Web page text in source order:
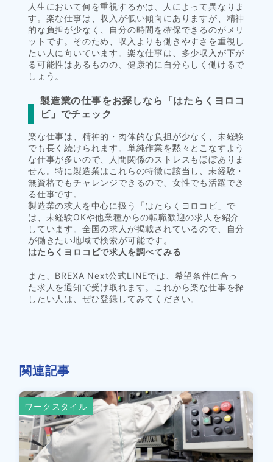
人生において何を重視するかは、人によって異なりま
す。楽な仕事は、収入が低い傾向にありますが、精神
的な負担が少なく、自分の時間を確保できるのがメリ
ットです。そのため、収入よりも働きやすさを重視し
たい人に向いています。楽な仕事は、多少収入が下が
る可能性はあるものの、健康的に自分らしく働けるで
しょう。
製造業の仕事をお探しなら「はたらくヨロコ
ビ」でチェック
楽な仕事は、精神的・肉体的な負担が少なく、未経験
でも長く続けられます。単純作業を黙々とこなすよう
な仕事が多いので、人間関係のストレスもほぼありま
せん。特に製造業はこれらの特徴に該当し、未経験・
無資格でもチャレンジできるので、女性でも活躍でき
る仕事です。
製造業の求人を中心に扱う「はたらくヨロコビ」で
は、未経験OKや他業種からの転職歓迎の求人を紹介
しています。全国の求人が掲載されているので、自分
が働きたい地域で検索が可能です。
はたらくヨロコビで求人を調べてみる
また、BREXA Next公式LINEでは、希望条件に合っ
た求人を通知で受け取れます。これから楽な仕事を探
したい人は、ぜひ登録してみてください。
関連記事
ワークスタイル